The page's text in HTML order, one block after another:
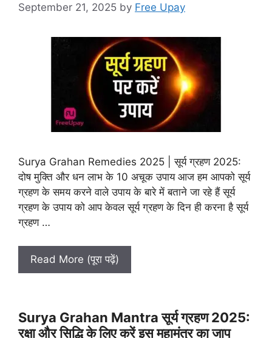
September 21, 2025 by Free Upay
Surya Grahan Remedies 2025 | सूर्य ग्रहण 2025:
दोष मुक्ति और धन लाभ के 10 अचूक उपाय आज हम आपको सूर्य
ग्रहण के समय करने वाले उपाय के बारे में बताने जा रहे हैं सूर्य
ग्रहण के उपाय को आप केवल सूर्य ग्रहण के दिन ही करना है सूर्य
ग्रहण …
Read More (पूरा पढ़ें)
Surya Grahan Mantra सूर्य ग्रहण 2025:
रक्षा और सिद्धि के लिए करें इस महामंत्र का जाप